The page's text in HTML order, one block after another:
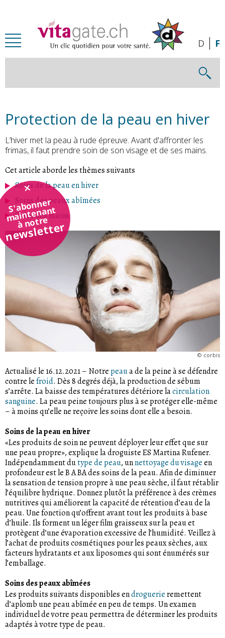
S'abonner
maintenant
à notre
newsletter
D F
Protection de la peau en hiver
L’hiver met la peau à rude épreuve. Avant d'affronter les
frimas, il faut prendre soin de son visage et de ses mains.
Cet article aborde les thèmes suivants
Soins de la peau en hiver
Soins des peaux abîmées
Soins des mains
© corbis
Actualisé le 16.12.2021– Notrepeaua de la peine à se défendre
contre lefroid. Dès 8 degrés déjà, la production de sébum
s’arrête. La baisse des températures détériore lacirculation
sanguine. La peau peine toujours plus à se protéger elle-même
– à moins qu’elle ne reçoive les soins dont elle a besoin.
Soins de la peau en hiver
«Les produits de soin ne peuvent déployer leur effet que sur
une peau propre», explique la droguiste ES Martina Rufener.
Indépendamment dutype de peau, unnettoyage du visageen
profondeur est le B A BA des soins de la peau. Afin de diminuer
la sensation de tension propre à une peau sèche, il faut rétablir
l’équilibre hydrique. Donnez plutôt la préférence à des crèmes
nutritives qui améliorent la capacité de rétention d’eau de la
peau. Une fonction qu’offrent avant tout les produits à base
d’huile. Ils forment un léger film graisseux sur la peau et
protègent d’une évaporation excessive de l’humidité. Veillez à
l’achat de produits cosmétiques pour les peaux sèches, aux
facteurs hydratants et aux liposomes qui sont énumérés sur
l’emballage.
Soins des peaux abîmées
Les produits suivants disponibles endroguerieremettent
d’aplomb une peau abîmée en peu de temps. Un examen
individuel de votre peau permettra de déterminer les produits
adaptés à votre type de peau.